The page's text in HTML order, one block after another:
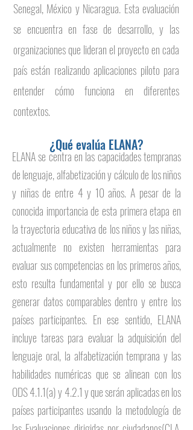
Senegal, México y Nicaragua. Esta evaluación
se encuentra en fase de desarrollo, y las
organizaciones que lideran el proyecto en cada
país están realizando aplicaciones piloto para
entender cómo funciona en diferentes
contextos.
¿Qué evalúa ELANA?
ELANA se centra en las capacidades tempranas
de lenguaje, alfabetización y cálculo de los niños
y niñas de entre 4 y 10 años. A pesar de la
conocida importancia de esta primera etapa en
la trayectoria educativa de los niños y las niñas,
actualmente no existen herramientas para
evaluar sus competencias en los primeros años,
esto resulta fundamental y por ello se busca
generar datos comparables dentro y entre los
países participantes. En ese sentido, ELANA
incluye tareas para evaluar la adquisición del
lenguaje oral, la alfabetización temprana y las
habilidades numéricas que se alinean con los
ODS 4.1.1(a) y 4.2.1 y que serán aplicadas en los
países participantes usando la metodología de